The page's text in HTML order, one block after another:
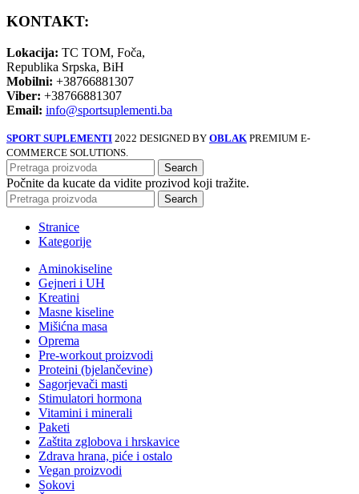
KONTAKT:
Lokacija: TC TOM, Foča,
Republika Srpska, BiH
Mobilni: +38766881307
Viber: +38766881307
Email: info@sportsuplementi.ba
SPORT SUPLEMENTI 2022 DESIGNED BY OBLAK PREMIUM E-
COMMERCE SOLUTIONS.
Search
Počnite da kucate da vidite prozivod koji tražite.
Search
Stranice
Kategorije
Aminokiseline
Gejneri i UH
Kreatini
Masne kiseline
Mišićna masa
Oprema
Pre-workout proizvodi
Proteini (bjelančevine)
Sagorjevači masti
Stimulatori hormona
Vitamini i minerali
Paketi
Zaštita zglobova i hrskavice
Zdrava hrana, piće i ostalo
Vegan proizvodi
Sokovi